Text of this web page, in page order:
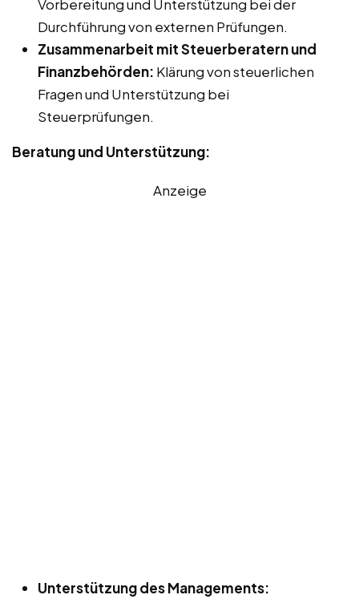
Vorbereitung und Unterstützung bei der
Durchführung von externen Prüfungen.
Zusammenarbeit mit Steuerberatern und
Finanzbehörden: Klärung von steuerlichen
Fragen und Unterstützung bei
Steuerprüfungen.
Beratung und Unterstützung:
Anzeige
Unterstützung des Managements: